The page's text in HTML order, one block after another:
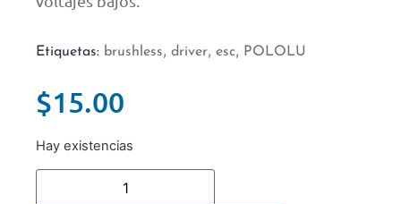
Etiquetas: brushless, driver, esc, POLOLU
$15.00
Hay existencias